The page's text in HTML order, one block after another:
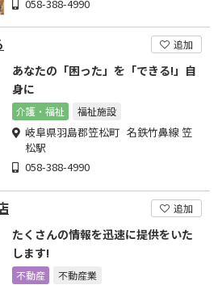
058-388-4990
追加
あなたの「困った」を「できる!」自
身に
介護・福祉 福祉施設
岐阜県羽島郡笠松町 名鉄竹鼻線 笠
松駅
058-388-4990
追加
たくさんの情報を迅速に提供をいた
します!
不動産 不動産業